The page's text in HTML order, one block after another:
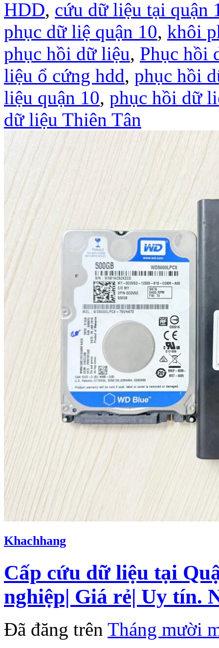
HDD, cứu dữ liệu tại quận
phục dữ liệ quận 10, khôi
phục hồi dữ liệu, Phục hồi
liệu ổ cứng hdd, phục hồi
liệu quận 10, phục hồi dữ
dữ liệu Thiên Tân
Khachhang
Cấp cứu dữ liệu tại
nghiệp| Giá rẻ| Uy tín.
Đã đăng trên Tháng mười